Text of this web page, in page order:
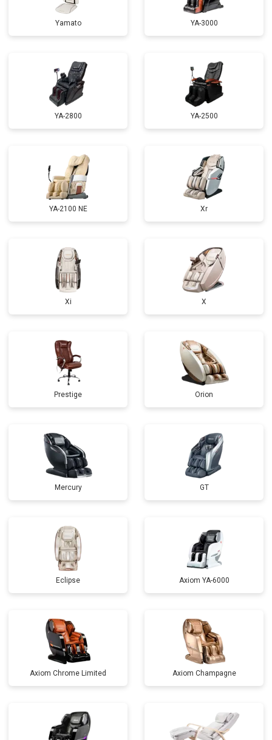
Ремонт электропроводки от 3900 ₽ Заказать
Ремонт сканера от 4800 ₽ Заказать
Замена сетевого трансформатора от 4500 ₽ Заказать
Ремонт микро-лифта от 5500 ₽
Yamato YA-3000
YA-2800 YA-2500
YA-2100 NE Xr
Xi X
Prestige Orion
Mercury GT
Eclipse Axiom YA-6000
Axiom Chrome Limited Axiom Champagne